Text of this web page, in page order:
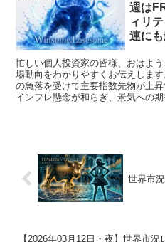
週は
ィリ
連にも
忙しい個人投資家の皆様、おはよ
場動向をわかりやすくお伝えしま
の急落を受けて主要指数先物が上
インフレ懸念が和らぎ、景気への
世界市
【2026年03月12日・夜】世界市況